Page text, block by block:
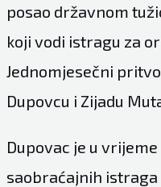
posao državnom
koji vodi istragu za
Jednomjesečni
Dupovcu i Zijadu
Dupovac je u
saobraćajnih istraga